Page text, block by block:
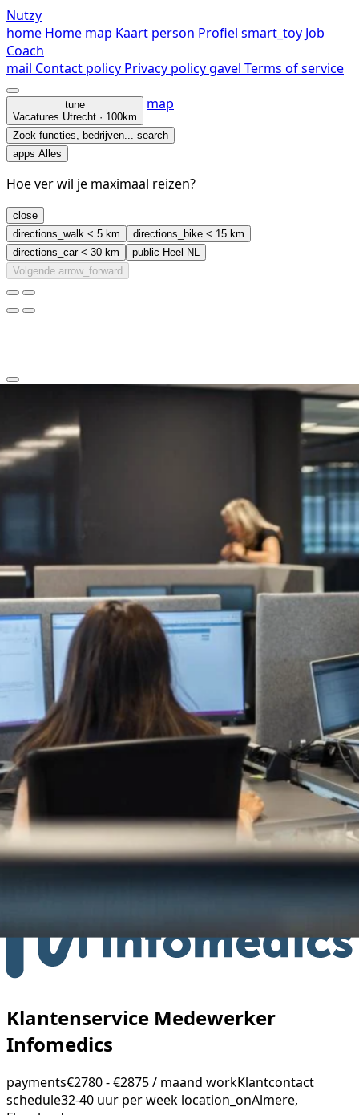
Nutzy
home Home map Kaart person Profiel smart_toy Job
Coach
mail Contact policy Privacy policygavel Terms of service
tune
Vacatures Utrecht · 100km
map
Zoek functies, bedrijven... search
apps Alles
Hoe ver wil je maximaal reizen?
close
directions_walk < 5 km directions_bike < 15 km
directions_car< 30 km public Heel NL
Volgende arrow_forward
Klantenservice Medewerker
Infomedics
payments€2780 - €2875 / maand workKlantcontact
schedule32-40 uur per week location_onAlmere,